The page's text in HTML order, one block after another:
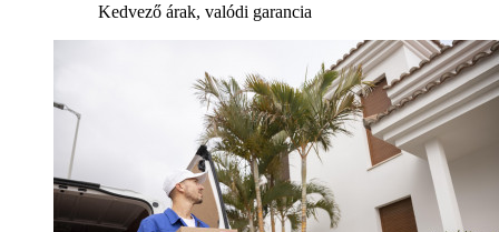
Kedvező árak, valódi garancia